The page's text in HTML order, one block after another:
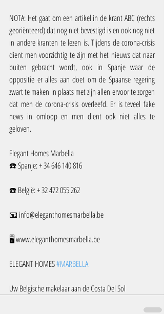
NOTA: Het gaat om een artikel in de krant ABC (rechts
georiënteerd) dat nog niet bevestigd is en ook nog niet
in andere kranten te lezen is. Tijdens de corona-crisis
dient men voorzichtig te zijn met het nieuws dat naar
buiten gebracht wordt, ook in Spanje waar de
oppositie er alles aan doet om de Spaanse regering
zwart te maken in plaats met zijn allen ervoor te zorgen
dat men de corona-crisis overleefd. Er is teveel fake
news in omloop en men dient ook niet alles te
geloven.
Elegant Homes Marbella
☎️ Spanje: + 34 646 140 816
☎️ België: + 32 472 055 262
📧 info@eleganthomesmarbella.be
🖥️ www.eleganthomesmarbella.be
ELEGANT HOMES #MARBELLA
Uw Belgische makelaar aan de Costa Del Sol